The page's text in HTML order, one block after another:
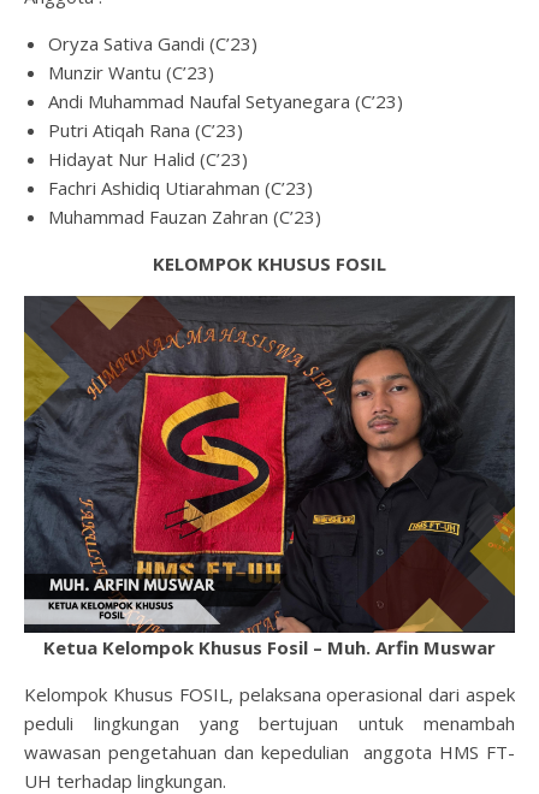
Oryza Sativa Gandi (C’23)
Munzir Wantu (C’23)
Andi Muhammad Naufal Setyanegara (C’23)
Putri Atiqah Rana (C’23)
Hidayat Nur Halid (C’23)
Fachri Ashidiq Utiarahman (C’23)
Muhammad Fauzan Zahran (C’23)
KELOMPOK KHUSUS FOSIL
Ketua Kelompok Khusus Fosil – Muh. Arfin Muswar
Kelompok Khusus FOSIL, pelaksana operasional dari aspek
peduli lingkungan yang bertujuan untuk menambah
wawasan pengetahuan dan kepedulian anggota HMS FT-
UH terhadap lingkungan.